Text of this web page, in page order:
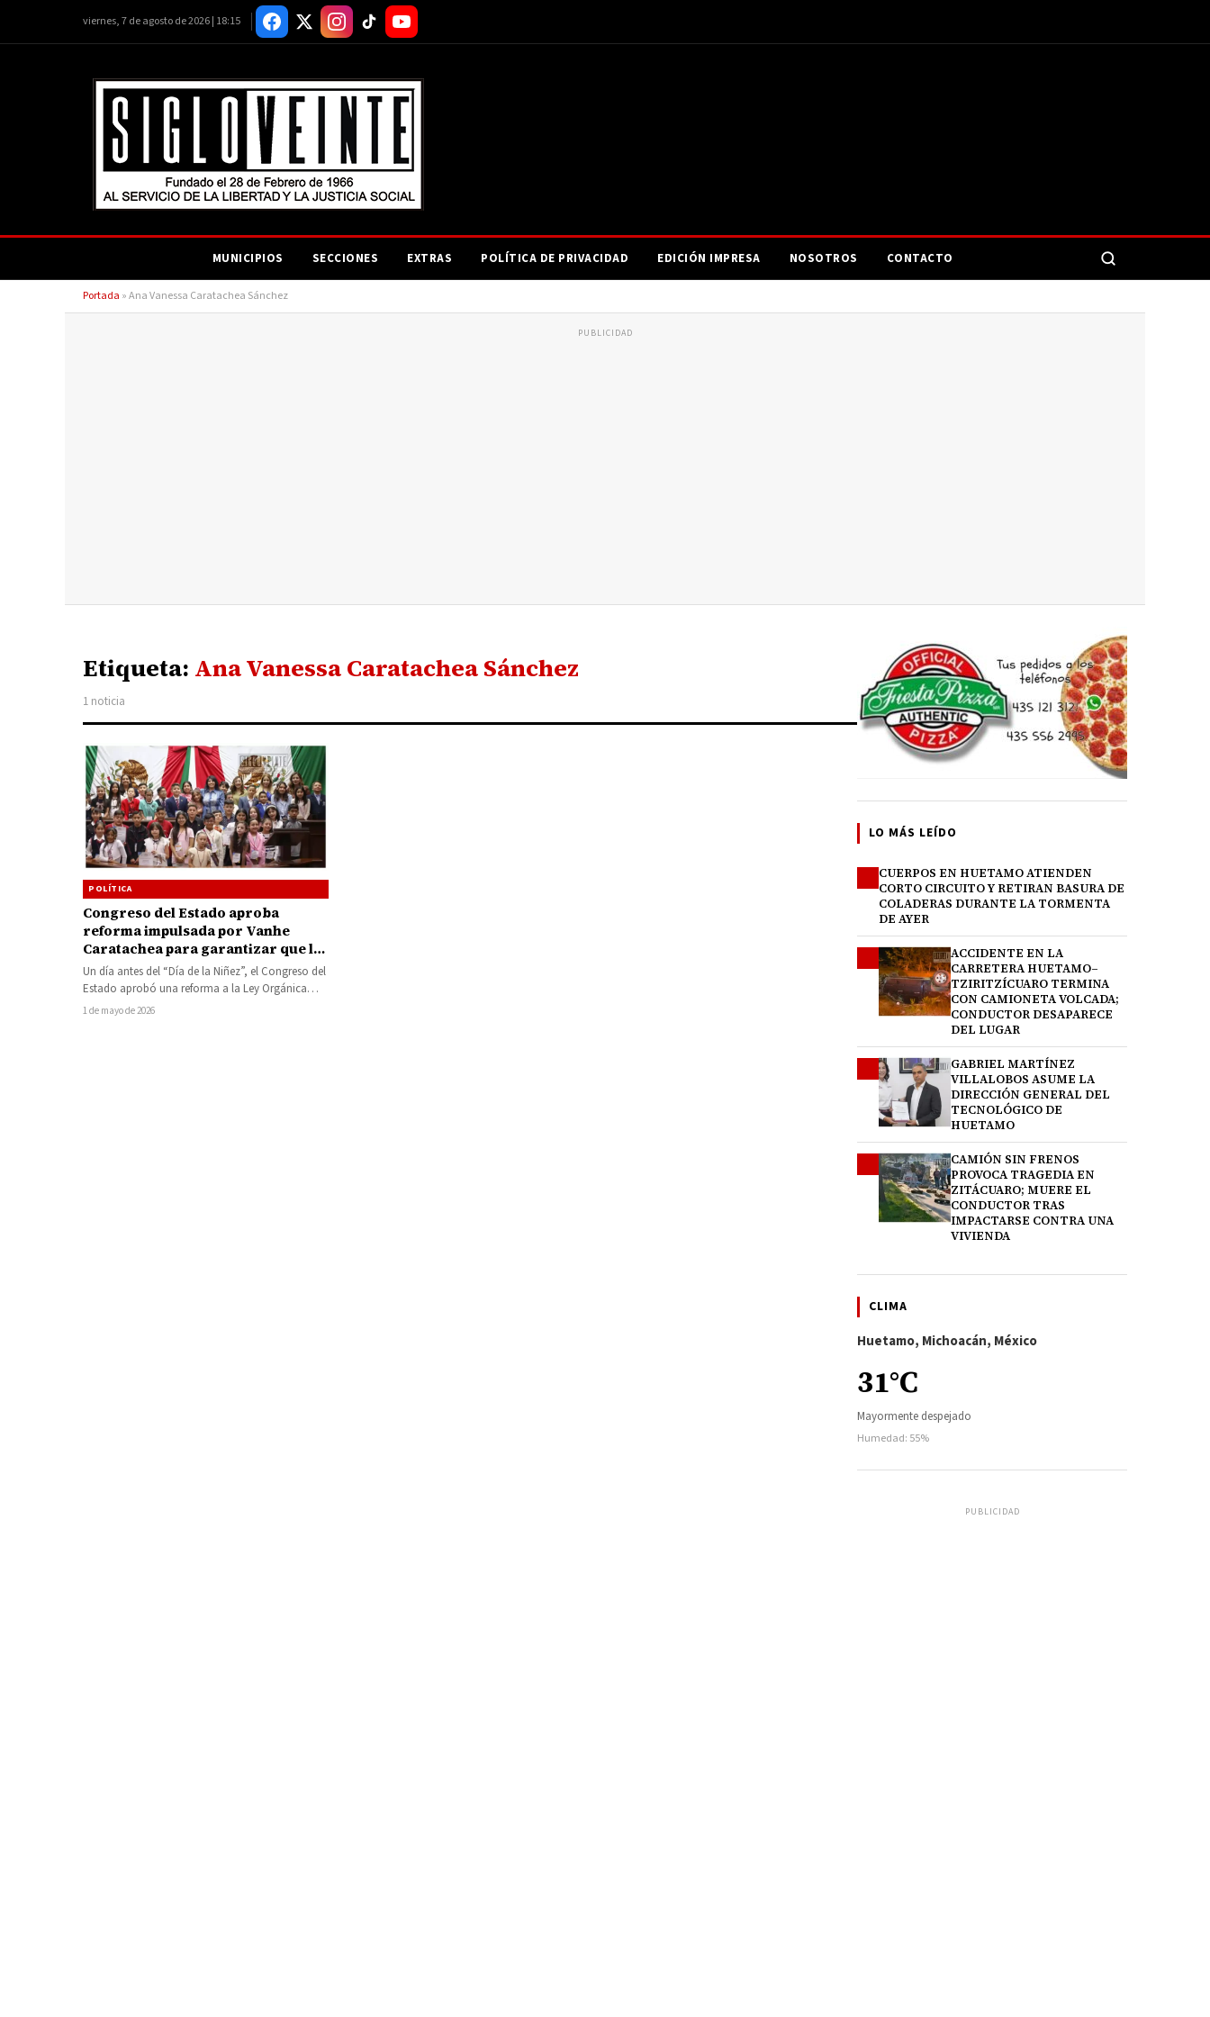
viernes, 7 de agosto de 2026 | 18:15
MUNICIPIOS SECCIONES EXTRAS POLÍTICA DE PRIVACIDAD EDICIÓN IMPRESA NOSOTROS CONTACTO
Portada »Ana Vanessa Caratachea Sánchez
PUBLICIDAD
Etiqueta: Ana Vanessa Caratachea Sánchez
1 noticia
POLÍTICA
Congreso del Estado aproba
reforma impulsada por Vanhe
Caratachea para garantizar que la
infancia tenga voz en los
ayuntamientos
Un día antes del “Día de la Niñez”, el Congreso del
Estado aprobó una reforma a la Ley Orgánica
Municipal…
1 de mayo de 2026
LO MÁS LEÍDO
CUERPOS EN HUETAMO ATIENDEN
CORTO CIRCUITO Y RETIRAN BASURA DE
COLADERAS DURANTE LA TORMENTA
DE AYER
ACCIDENTE EN LA
CARRETERA HUETAMO–
TZIRITZÍCUARO TERMINA
CON CAMIONETA VOLCADA;
CONDUCTOR DESAPARECE
DEL LUGAR
GABRIEL MARTÍNEZ
VILLALOBOS ASUME LA
DIRECCIÓN GENERAL DEL
TECNOLÓGICO DE
HUETAMO
CAMIÓN SIN FRENOS
PROVOCA TRAGEDIA EN
ZITÁCUARO; MUERE EL
CONDUCTOR TRAS
IMPACTARSE CONTRA UNA
VIVIENDA
CLIMA
Huetamo, Michoacán, México
31°C
Mayormente despejado
Humedad: 55%
PUBLICIDAD